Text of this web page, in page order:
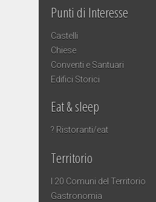
Punti di Interesse
Castelli
Chiese
Conventi e Santuari
Edifici Storici
Eat & sleep
? Ristoranti/eat
Territorio
I 20 Comuni del Territorio
Gastronomia